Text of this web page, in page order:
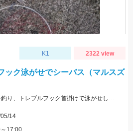
K1 2322 view
ック泳がせでシーバス（マルスズ
コマセ無し投げサビキで小鯖を釣り、トレブルフック首掛けで泳がせして10分でシーバスヒット。
14
17:00